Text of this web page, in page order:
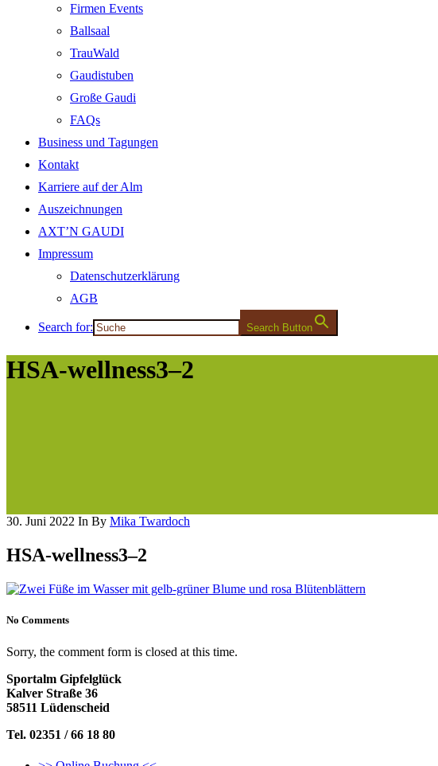
Firmen Events
Ballsaal
TrauWald
Gaudistuben
Große Gaudi
FAQs
Business und Tagungen
Kontakt
Karriere auf der Alm
Auszeichnungen
AXT’N GAUDI
Impressum
Datenschutzerklärung
AGB
Search for: Search Button
HSA-wellness3–2
30. Juni 2022 In By Mika Twardoch
HSA-wellness3–2
No Comments
Sorry, the comment form is closed at this time.
Sportalm Gipfelglück
Kalver Straße 36
58511 Lüdenscheid
Tel. 02351 / 66 18 80